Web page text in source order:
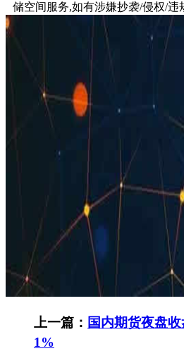
储空间服务,如有涉嫌抄袭/侵权/违
上一篇： 国内期货夜盘
1%